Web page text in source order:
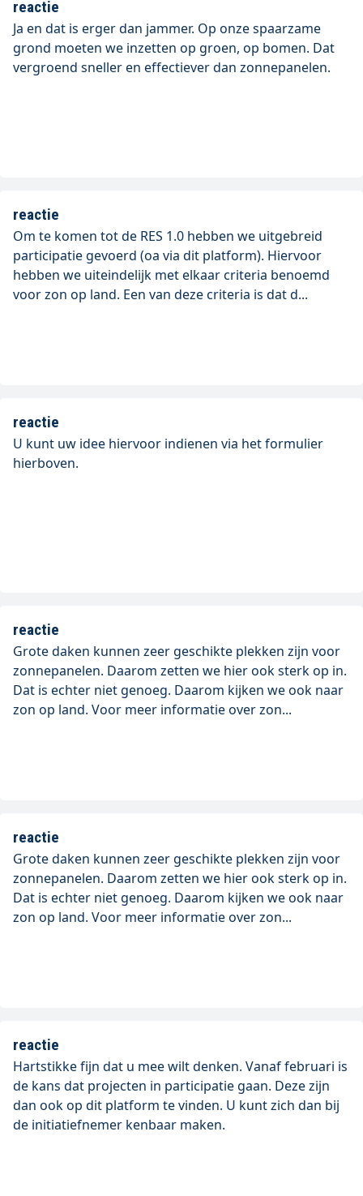
reactie
Ja en dat is erger dan jammer. Op onze spaarzame
grond moeten we inzetten op groen, op bomen. Dat
vergroend sneller en effectiever dan zonnepanelen.
reactie
Om te komen tot de RES 1.0 hebben we uitgebreid
participatie gevoerd (oa via dit platform). Hiervoor
hebben we uiteindelijk met elkaar criteria benoemd
voor zon op land. Een van deze criteria is dat d...
reactie
U kunt uw idee hiervoor indienen via het formulier
hierboven.
reactie
Grote daken kunnen zeer geschikte plekken zijn voor
zonnepanelen. Daarom zetten we hier ook sterk op in.
Dat is echter niet genoeg. Daarom kijken we ook naar
zon op land. Voor meer informatie over zon...
reactie
Grote daken kunnen zeer geschikte plekken zijn voor
zonnepanelen. Daarom zetten we hier ook sterk op in.
Dat is echter niet genoeg. Daarom kijken we ook naar
zon op land. Voor meer informatie over zon...
reactie
Hartstikke fijn dat u mee wilt denken. Vanaf februari is
de kans dat projecten in participatie gaan. Deze zijn
dan ook op dit platform te vinden. U kunt zich dan bij
de initiatiefnemer kenbaar maken.